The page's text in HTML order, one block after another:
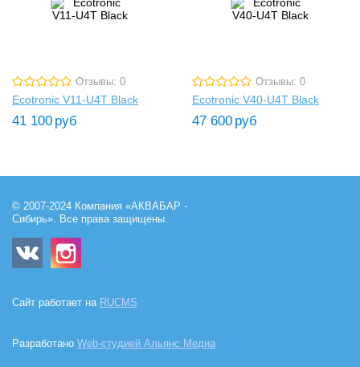
Отзывы: 0
Ecotronic V11-U4T Black
41 100 руб
Отзывы: 0
Ecotronic V40-U4T Black
47 600 руб
© 2007-2024 Компания «АКВАБАР -
Сибирь». Все права защищены.
Сайт работает на RUCMS
Разработано Web-студией Альянс Медиа